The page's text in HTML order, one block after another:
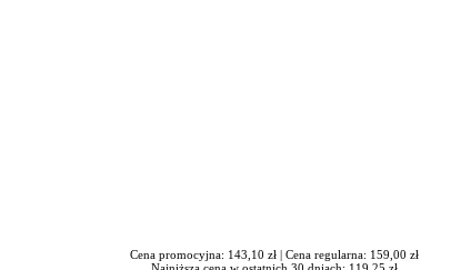
Cena promocyjna: 143,10 zł | Cena regularna: 159,00 zł